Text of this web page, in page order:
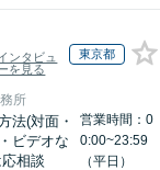
ンタビュ
を見る
東京都
所
法(対面・
ビデオな
応相談
営業時間：0
0:00~23:59
（平日）